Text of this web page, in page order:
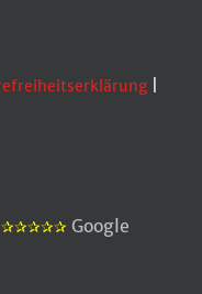
✰✰✰✰✰ Google